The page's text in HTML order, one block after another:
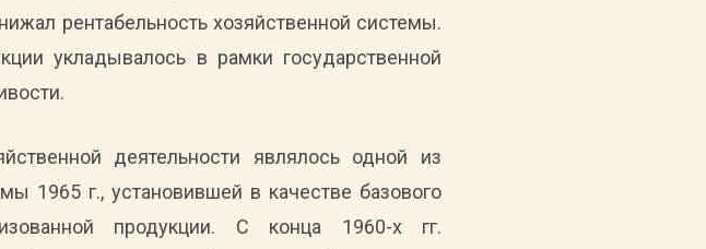
рентабельность хозяйственной системы.
укладывалось в рамки государственной
деятельности являлось одной из
1965 г., установившей в качестве базового
продукции. С конца 1960-х гг.